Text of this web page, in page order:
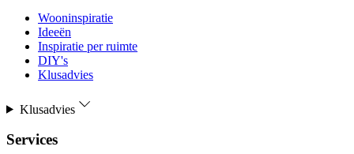
Wooninspiratie
Ideeën
Inspiratie per ruimte
DIY's
Klusadvies
Klusadvies
Services